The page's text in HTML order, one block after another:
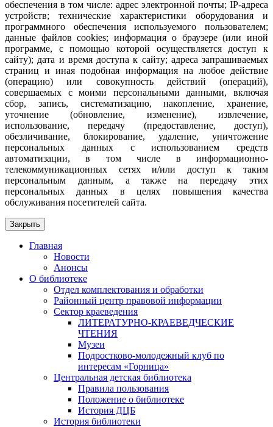
обеспечения в том числе: адрес электронной почты; IP-адреса
устройств; технические характеристики оборудования и
программного обеспечения используемого пользователем;
данные файлов cookies; информация о браузере (или иной
программе, с помощью которой осуществляется доступ к
сайту); дата и время доступа к сайту; адреса запрашиваемых
страниц и иная подобная информация на любое действие
(операцию) или совокупность действий (операций),
совершаемых с моими персональными данными, включая
сбор, запись, систематизацию, накопление, хранение,
уточнение (обновление, изменение), извлечение,
использование, передачу (предоставление, доступ),
обезличивание, блокирование, удаление, уничтожение
персональных данных с использованием средств
автоматизации, в том числе в информационно-
телекоммуникационных сетях и/или доступ к таким
персональным данным, а также на передачу этих
персональных данных в целях повышения качества
обслуживания посетителей сайта.
Закрыть
Главная
Новости
Анонсы
О библиотеке
Отдел комплектования и обработки
Районный центр правовой информации
Сектор краеведения
ЛИТЕРАТУРНО-КРАЕВЕДЧЕСКИЕ
ЧТЕНИЯ
Музеи
Подростково-молодежный клуб по
интересам «Горница»
Центральная детская библиотека
Правила пользования
Положение о библиотеке
История ДЦБ
История библиотеки